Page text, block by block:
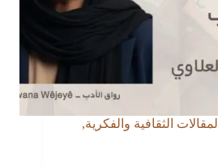
المقالات الثقافية والفكرية,